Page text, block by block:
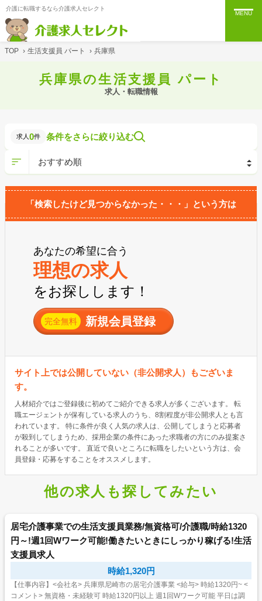
介護に転職するなら介護求人セレクト
MENU
TOP › 生活支援員 パート › 兵庫県
兵庫県の生活支援員 パート
求人・転職情報
求人 0件 条件をさらに絞り込む
「検索したけど見つからなかった・・・」という方は
あなたの希望に合う
理想の求人
をお探しします！
完全無料 新規会員登録
サイト上では公開していない（非公開求人）もございま
す。
人材紹介ではご登録後に初めてご紹介できる求人が多くございます。 転
職エージェントが保有している求人のうち、8割程度が非公開求人とも言
われています。 特に条件が良く人気の求人は、公開してしまうと応募者
が殺到してしまうため、採用企業の条件にあった求職者の方にのみ提案さ
れることが多いです。 直近で良いところに転職をしたいという方は、会
員登録・応募をすることをオススメします。
他の求人も探してみたい
居宅介護事業での生活支援員業務/無資格可/介護職/時給1320
円～!週1回Wワーク可能!働きたいときにしっかり稼げる!生活
支援員求人
時給1,320円
【仕事内容】<会社名> 兵庫県尼崎市の居宅介護事業 <給与> 時給1320円~ <
コメント> 無資格・未経験可 時給1320円以上 週1回Wワーク可能 平日は調